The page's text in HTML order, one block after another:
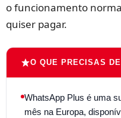
o funcionamento
quiser pagar.
O QUE PRECISAS
WhatsApp Plus é uma
mês na Europa,